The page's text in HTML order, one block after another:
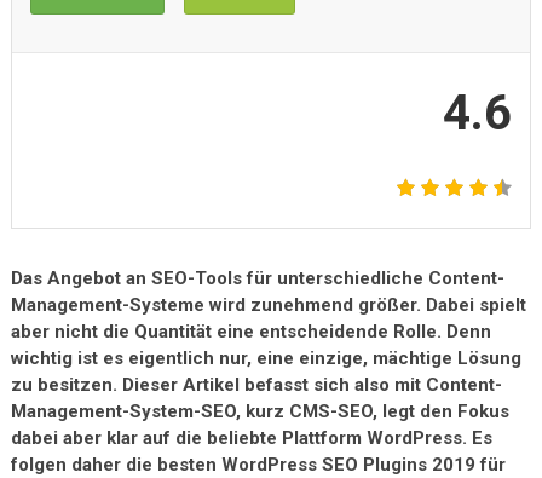
4.6
Das Angebot an SEO-Tools für unterschiedliche Content-
Management-Systeme wird zunehmend größer. Dabei spielt
aber nicht die Quantität eine entscheidende Rolle. Denn
wichtig ist es eigentlich nur, eine einzige, mächtige Lösung
zu besitzen. Dieser Artikel befasst sich also mit Content-
Management-System-SEO, kurz CMS-SEO, legt den Fokus
dabei aber klar auf die beliebte Plattform WordPress. Es
folgen daher die besten WordPress SEO Plugins 2019 für